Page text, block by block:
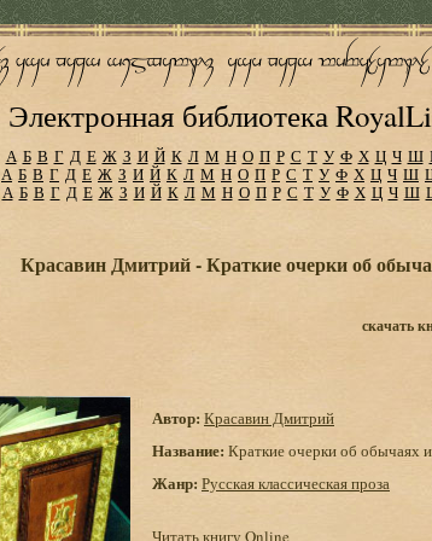
Электронная библиотека
А Б В Г Д Е Ж З И Й К Л М Н О П Р С Т У Ф Х Ц Ч Ш
А Б В Г Д Е Ж З И Й К Л М Н О П Р С Т У Ф Х Ц Ч Ш
А Б В Г Д Е Ж З И Й К Л М Н О П Р С Т У Ф Х Ц Ч Ш
Красавин Дмитрий - Краткие очерки об
скачать
Автор: Красавин Дмитрий
Название: Краткие очерки об обычаях
Жанр: Русская классическая проза
Читать книгу Online